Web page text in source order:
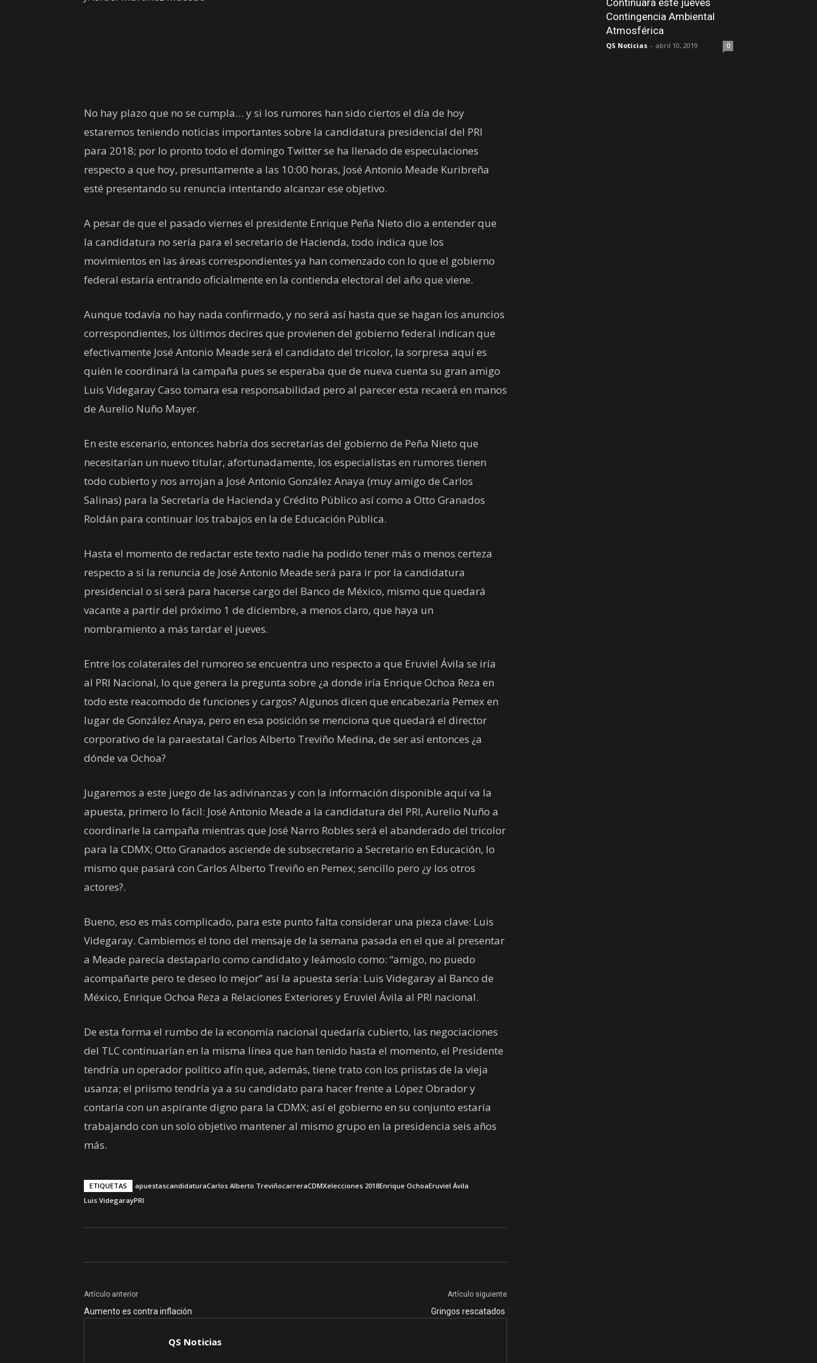
No hay plazo que no se cumpla… y si los rumores han sido ciertos el día de hoy
estaremos teniendo noticias importantes sobre la candidatura presidencial del PRI
para 2018; por lo pronto todo el domingo Twitter se ha llenado de especulaciones
respecto a que hoy, presuntamente a las 10:00 horas, José Antonio Meade Kuribreña
esté presentando su renuncia intentando alcanzar ese objetivo.
A pesar de que el pasado viernes el presidente Enrique Peña Nieto dio a entender que
la candidatura no sería para el secretario de Hacienda, todo indica que los
movimientos en las áreas correspondientes ya han comenzado con lo que el gobierno
federal estaría entrando oficialmente en la contienda electoral del año que viene.
Aunque todavía no hay nada confirmado, y no será así hasta que se hagan los anuncios
correspondientes, los últimos decires que provienen del gobierno federal indican que
efectivamente José Antonio Meade será el candidato del tricolor, la sorpresa aquí es
quién le coordinará la campaña pues se esperaba que de nueva cuenta su gran amigo
Luis Videgaray Caso tomara esa responsabilidad pero al parecer esta recaerá en manos
de Aurelio Nuño Mayer.
En este escenario, entonces habría dos secretarías del gobierno de Peña Nieto que
necesitarían un nuevo titular, afortunadamente, los especialistas en rumores tienen
todo cubierto y nos arrojan a José Antonio González Anaya (muy amigo de Carlos
Salinas) para la Secretaría de Hacienda y Crédito Público así como a Otto Granados
Roldán para continuar los trabajos en la de Educación Pública.
Hasta el momento de redactar este texto nadie ha podido tener más o menos certeza
respecto a si la renuncia de José Antonio Meade será para ir por la candidatura
presidencial o si será para hacerse cargo del Banco de México, mismo que quedará
vacante a partir del próximo 1 de diciembre, a menos claro, que haya un
nombramiento a más tardar el jueves.
Entre los colaterales del rumoreo se encuentra uno respecto a que Eruviel Ávila se iría
al PRI Nacional, lo que genera la pregunta sobre ¿a donde iría Enrique Ochoa Reza en
todo este reacomodo de funciones y cargos? Algunos dicen que encabezaría Pemex en
lugar de González Anaya, pero en esa posición se menciona que quedará el director
corporativo de la paraestatal Carlos Alberto Treviño Medina, de ser así entonces ¿a
dónde va Ochoa?
Jugaremos a este juego de las adivinanzas y con la información disponible aquí va la
apuesta, primero lo fácil: José Antonio Meade a la candidatura del PRI, Aurelio Nuño a
coordinarle la campaña mientras que José Narro Robles será el abanderado del tricolor
para la CDMX; Otto Granados asciende de subsecretario a Secretario en Educación, lo
mismo que pasará con Carlos Alberto Treviño en Pemex; sencillo pero ¿y los otros
actores?.
Bueno, eso es más complicado, para este punto falta considerar una pieza clave: Luis
Videgaray. Cambiemos el tono del mensaje de la semana pasada en el que al presentar
a Meade parecía destaparlo como candidato y leámoslo como: “amigo, no puedo
acompañarte pero te deseo lo mejor” así la apuesta sería: Luis Videgaray al Banco de
México, Enrique Ochoa Reza a Relaciones Exteriores y Eruviel Ávila al PRI nacional.
De esta forma el rumbo de la economía nacional quedaría cubierto, las negociaciones
del TLC continuarían en la misma línea que han tenido hasta el momento, el Presidente
tendría un operador político afín que, además, tiene trato con los priistas de la vieja
usanza; el priismo tendría ya a su candidato para hacer frente a López Obrador y
contaría con un aspirante digno para la CDMX; así el gobierno en su conjunto estaría
trabajando con un solo objetivo mantener al mismo grupo en la presidencia seis años
más.
ETIQUETAS apuestascandidaturaCarlos Alberto TreviñocarreraCDMXelecciones 2018Enrique OchoaEruviel Ávila
Luis VidegarayPRI
Artículo anterior
Aumento es contra inflación
Artículo siguiente
Gringos rescatados
QS Noticias
Continuará este jueves
Contingencia Ambiental
Atmosférica
QS Noticias - abril 10, 2019 0